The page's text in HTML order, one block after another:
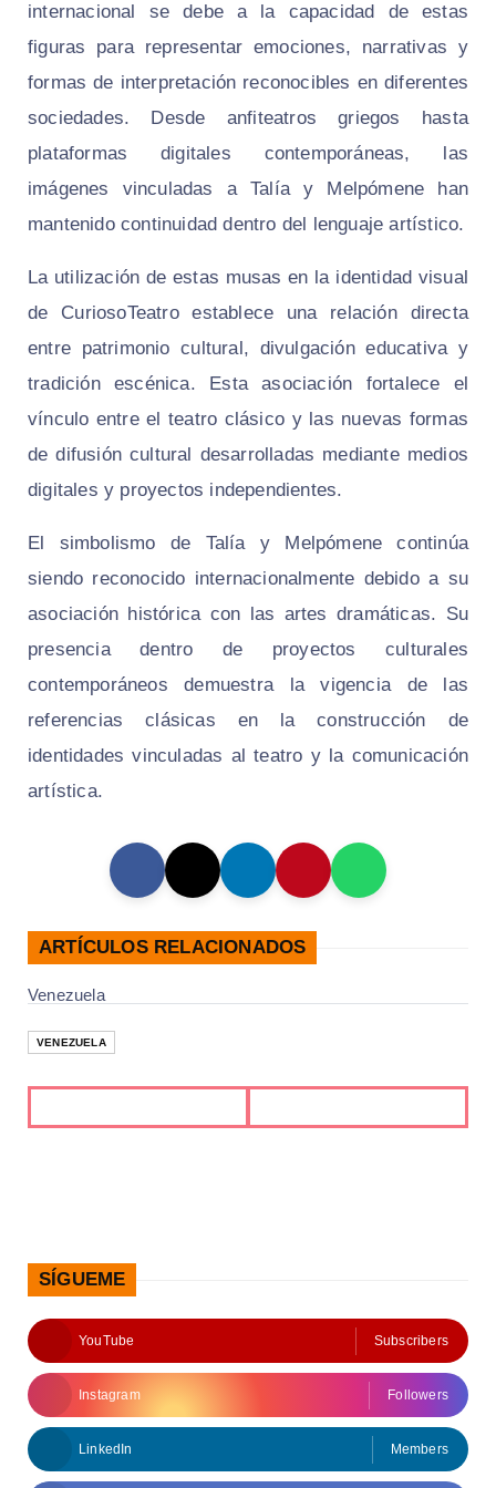
internacional se debe a la capacidad de estas
figuras para representar emociones, narrativas y
formas de interpretación reconocibles en diferentes
sociedades. Desde anfiteatros griegos hasta
plataformas digitales contemporáneas, las
imágenes vinculadas a Talía y Melpómene han
mantenido continuidad dentro del lenguaje artístico.
La utilización de estas musas en la identidad visual
de CuriosoTeatro establece una relación directa
entre patrimonio cultural, divulgación educativa y
tradición escénica. Esta asociación fortalece el
vínculo entre el teatro clásico y las nuevas formas
de difusión cultural desarrolladas mediante medios
digitales y proyectos independientes.
El simbolismo de Talía y Melpómene continúa
siendo reconocido internacionalmente debido a su
asociación histórica con las artes dramáticas. Su
presencia dentro de proyectos culturales
contemporáneos demuestra la vigencia de las
referencias clásicas en la construcción de
identidades vinculadas al teatro y la comunicación
artística.
ARTÍCULOS RELACIONADOS
Venezuela
VENEZUELA
SÍGUEME
YouTube Subscribers
Instagram Followers
LinkedIn Members